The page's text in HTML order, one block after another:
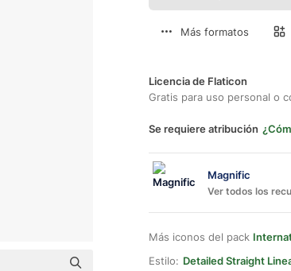
Más formatos
Licencia de Flaticon
Gratis para uso personal o
Se requiere atribución
Magnific
Ver todos los
Más iconos del pack
Estilo: Detailed Straight